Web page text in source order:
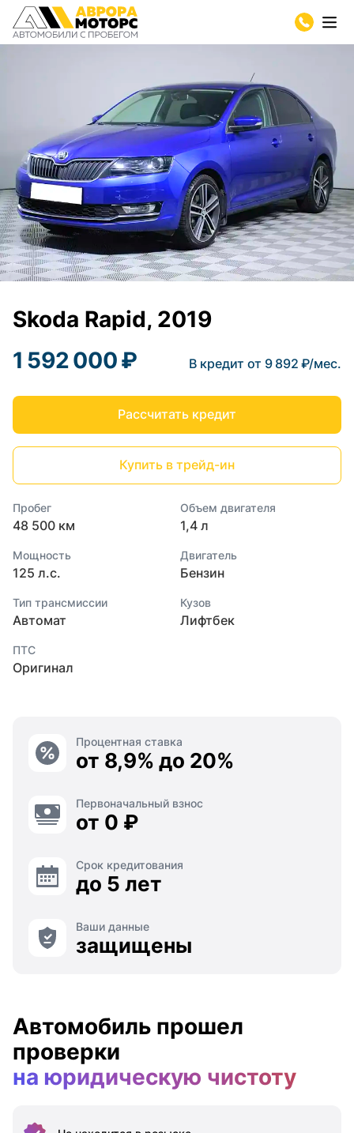
Skoda Rapid, 2019
1 592 000 ₽
В кредит от 9 892 ₽/мес.
Рассчитать кредит
Купить в трейд-ин
Пробег
48 500 км
Объем двигателя
1,4 л
Мощность
125 л.с.
Двигатель
Бензин
Тип трансмиссии
Автомат
Кузов
Лифтбек
ПТС
Оригинал
Процентная ставка
от 8,9% до 20%
Первоначальный взнос
от 0 ₽
Срок кредитования
до 5 лет
Ваши данные
защищены
Автомобиль прошел
проверки
на юридическую чистоту